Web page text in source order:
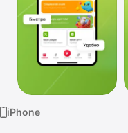
iPhone